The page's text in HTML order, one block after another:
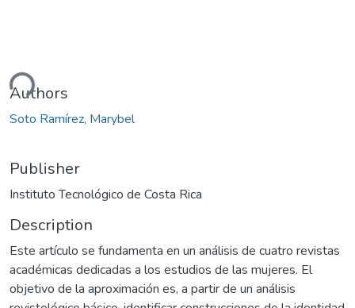
Authors
Soto Ramírez, Marybel
Publisher
Instituto Tecnológico de Costa Rica
Description
Este artículo se fundamenta en un análisis de cuatro revistas
académicas dedicadas a los estudios de las mujeres. El
objetivo de la aproximación es, a partir de un análisis